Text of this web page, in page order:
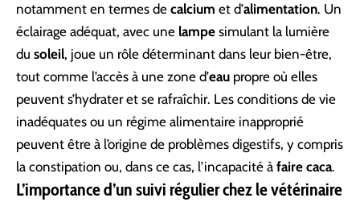
notamment en termes de calcium et d’alimentation. Un
éclairage adéquat, avec une lampe simulant la lumière
du soleil, joue un rôle déterminant dans leur bien-être,
tout comme l’accès à une zone d’eau propre où elles
peuvent s’hydrater et se rafraîchir. Les conditions de vie
inadéquates ou un régime alimentaire inapproprié
peuvent être à l’origine de problèmes digestifs, y compris
la constipation ou, dans ce cas, l’incapacité à faire caca.
L’importance d’un suivi régulier chez le vétérinaire